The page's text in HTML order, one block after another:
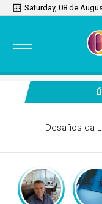
Saturday, 08 de
CONITEC abre